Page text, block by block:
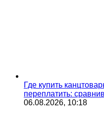
Где купить
переплатить:
06.08.2026, 10:18